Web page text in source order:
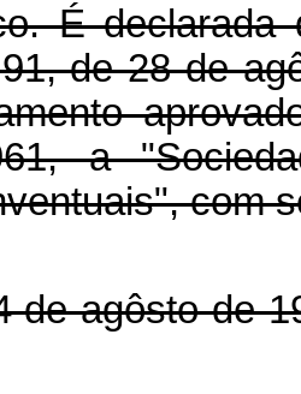
É declarada
de 28 de
a
com
de agôsto de